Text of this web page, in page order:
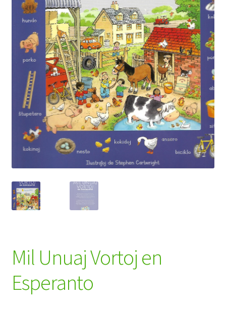
Mil Unuaj Vortoj en
Esperanto